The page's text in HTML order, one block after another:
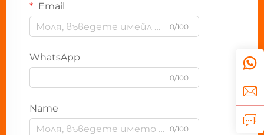
Email
0/100
WhatsApp
0/100
Name
0/100